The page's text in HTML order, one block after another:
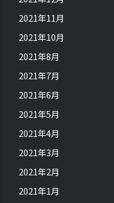
2021年11月
2021年10月
2021年8月
2021年7月
2021年6月
2021年5月
2021年4月
2021年3月
2021年2月
2021年1月